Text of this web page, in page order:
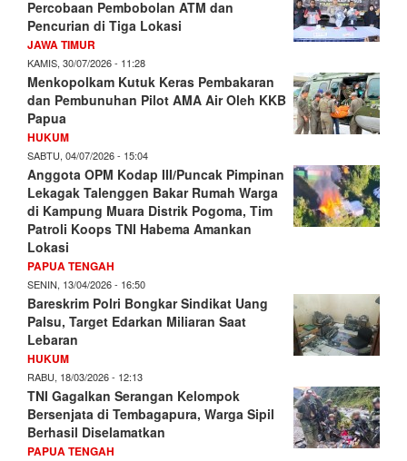
Percobaan Pembobolan ATM dan
Pencurian di Tiga Lokasi
JAWA TIMUR
KAMIS, 30/07/2026 - 11:28
Menkopolkam Kutuk Keras Pembakaran
dan Pembunuhan Pilot AMA Air Oleh KKB
Papua
HUKUM
SABTU, 04/07/2026 - 15:04
Anggota OPM Kodap III/Puncak Pimpinan
Lekagak Talenggen Bakar Rumah Warga
di Kampung Muara Distrik Pogoma, Tim
Patroli Koops TNI Habema Amankan
Lokasi
PAPUA TENGAH
SENIN, 13/04/2026 - 16:50
Bareskrim Polri Bongkar Sindikat Uang
Palsu, Target Edarkan Miliaran Saat
Lebaran
HUKUM
RABU, 18/03/2026 - 12:13
TNI Gagalkan Serangan Kelompok
Bersenjata di Tembagapura, Warga Sipil
Berhasil Diselamatkan
PAPUA TENGAH